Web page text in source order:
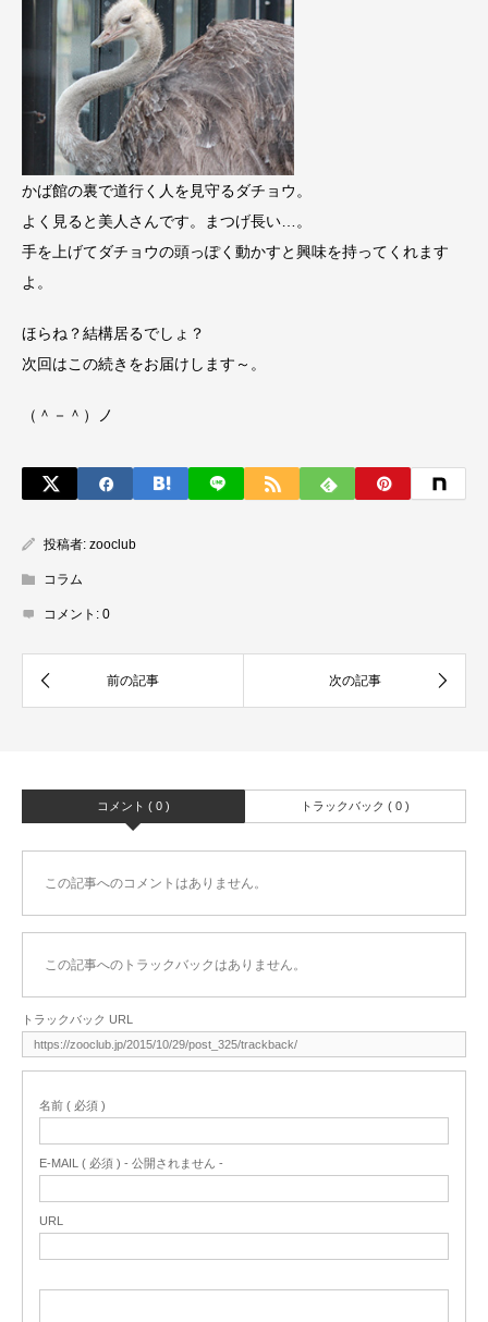
かば館の裏で道行く人を見守るダチョウ。
よく見ると美人さんです。まつげ長い…。
手を上げてダチョウの頭っぽく動かすと興味を持ってくれます
よ。
ほらね？結構居るでしょ？
次回はこの続きをお届けします～。
（＾－＾）ノ
投稿者: zooclub
コラム
コメント: 0
コメント ( 0 ) トラックバック ( 0 )
この記事へのコメントはありません。
この記事へのトラックバックはありません。
トラックバック URL
名前 ( 必須 )
E-MAIL ( 必須 ) - 公開されません -
URL